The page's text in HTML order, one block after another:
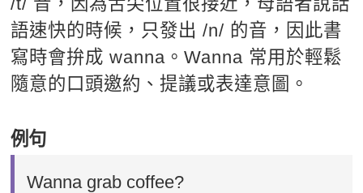
語速快的時候，只發出 /n/ 的音，因此書
寫時會拚成 wanna。Wanna 常用於輕鬆
隨意的口頭邀約、提議或表達意圖。
例句
Wanna grab coffee?